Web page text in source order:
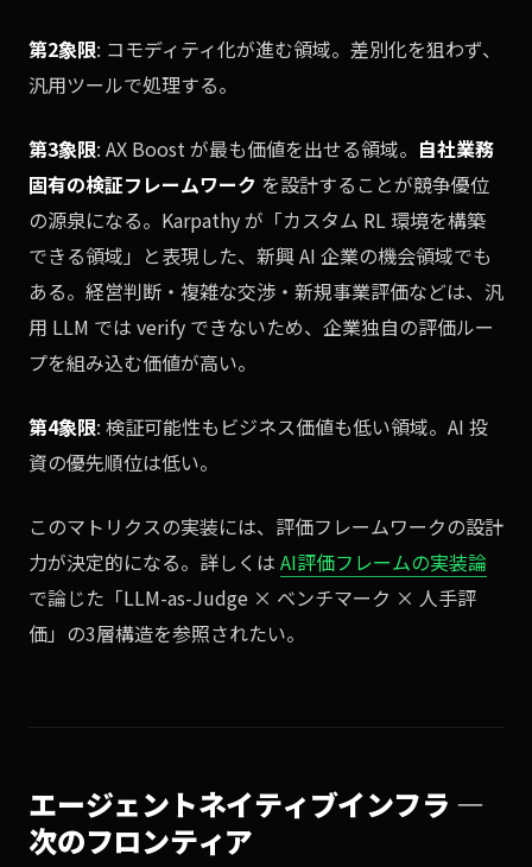
第2象限: コモディティ化が進む領域。差別化を狙わず、
汎用ツールで処理する。
第3象限: AX Boost が最も価値を出せる領域。 自社業務
固有の検証フレームワーク を設計することが競争優位
の源泉になる。Karpathy が「カスタム RL 環境を構築
できる領域」と表現した、新興 AI 企業の機会領域でも
ある。経営判断・複雑な交渉・新規事業評価などは、汎
用 LLM では verify できないため、企業独自の評価ルー
プを組み込む価値が高い。
第4象限: 検証可能性もビジネス価値も低い領域。AI 投
資の優先順位は低い。
このマトリクスの実装には、評価フレームワークの設計
力が決定的になる。詳しくは AI評価フレームの実装論
で論じた「LLM-as-Judge × ベンチマーク × 人手評
価」の3層構造を参照されたい。
エージェントネイティブインフラ —
次のフロンティア